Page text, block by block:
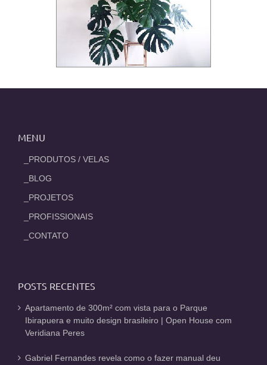
MENU
_PRODUTOS / VELAS
_BLOG
_PROJETOS
_PROFISSIONAIS
_CONTATO
POSTS RECENTES
Apartamento de 300m² com vista para o Parque
Ibirapuera e muito design brasileiro | Open House com
Veridiana Peres
Gabriel Fernandes revela como o fazer manual deu